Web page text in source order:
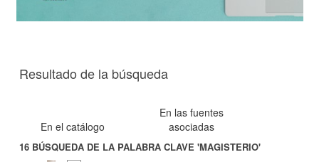
Resultado de la búsqueda
En el catálogo
En las fuentes
asociadas
16 BÚSQUEDA DE LA PALABRA CLAVE'MAGISTERIO'